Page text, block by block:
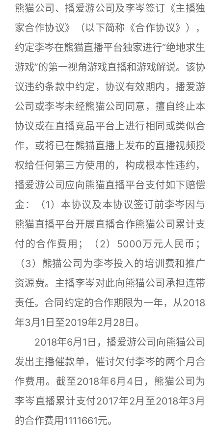
熊猫公司、播爱游公司及李岑签订《主播独
家合作协议》（以下简称《合作协议》），
约定李岑在熊猫直播平台独家进行“绝地求生
游戏”的第一视角游戏直播和游戏解说。该协
议违约条款中约定，协议有效期内，播爱游
公司或李岑未经熊猫公司同意，擅自终止本
协议或在直播竞品平台上进行相同或类似合
作，或将已在熊猫直播上发布的直播视频授
权给任何第三方使用的，构成根本性违约，
播爱游公司应向熊猫直播平台支付如下赔偿
金：（1）本协议及本协议签订前李岑因与
熊猫直播平台开展直播合作熊猫公司累计支
付的合作费用；（2）5000万元人民币；
（3）熊猫公司为李岑投入的培训费和推广
资源费。主播李岑对此向熊猫公司承担连带
责任。合同约定的合作期限为一年，从2018
年3月1日至2019年2月28日。
2018年6月1日，播爱游公司向熊猫公司
发出主播催款单，催讨欠付李岑的两个月合
作费用。截至2018年6月4日，熊猫公司为
李岑直播累计支付2017年2月至2018年3月
的合作费用1111661元。